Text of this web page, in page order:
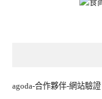
agoda-合作夥伴-網站驗